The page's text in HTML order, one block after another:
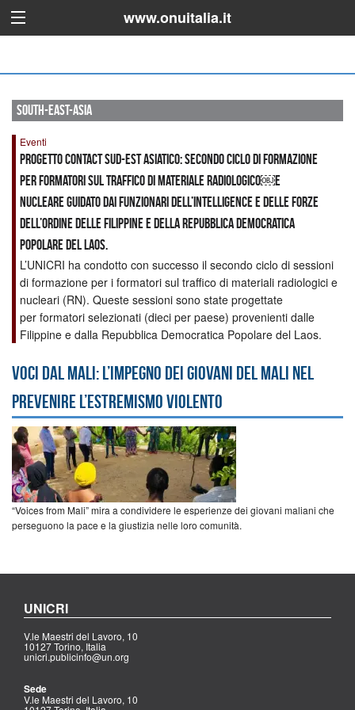
www.onuitalia.it
south-east-asia
Eventi
Progetto CONTACT Sud-est asiatico: secondo ciclo di formazione
per formatori sul traffico di materiale radiologico￼e
nucleare guidato dai funzionari dell’intelligence e delle forze
dell’ordine delle Filippine e della Repubblica democratica
popolare del Laos.
L’UNICRI ha condotto con successo il secondo ciclo di sessioni
di formazione per i formatori sul traffico di materiali radiologici e
nucleari (RN). Queste sessioni sono state progettate
per formatori selezionati (dieci per paese) provenienti dalle
Filippine e dalla Repubblica Democratica Popolare del Laos.
Voci dal Mali: l’impegno dei giovani del Mali nel
prevenire l’estremismo violento
“Voices from Mali” mira a condividere le esperienze dei giovani maliani che
perseguono la pace e la giustizia nelle loro comunità.
UNICRI
V.le Maestri del Lavoro, 10
10127 Torino, Italia
unicri.publicinfo@un.org
Sede
V.le Maestri del Lavoro, 10